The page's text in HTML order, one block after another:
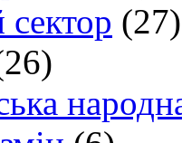
(27)